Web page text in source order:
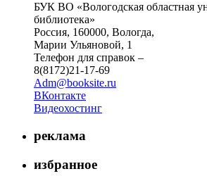
БУК ВО «Вологодская областная
библиотека»
Россия, 160000, Вологда,
Марии Ульяновой, 1
Телефон для справок –
8(8172)21-17-69
Adm@booksite.ru
ВКонтакте
Видеохостинг
реклама
избранное